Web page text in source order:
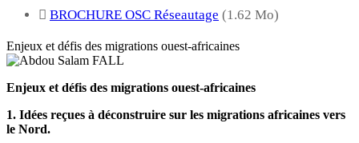
BROCHURE OSC Réseautage (1.62 Mo)
Enjeux et défis des migrations ouest-africaines
Enjeux et défis des migrations ouest-africaines
1. Idées reçues à déconstruire sur les migrations africaines vers
le Nord.